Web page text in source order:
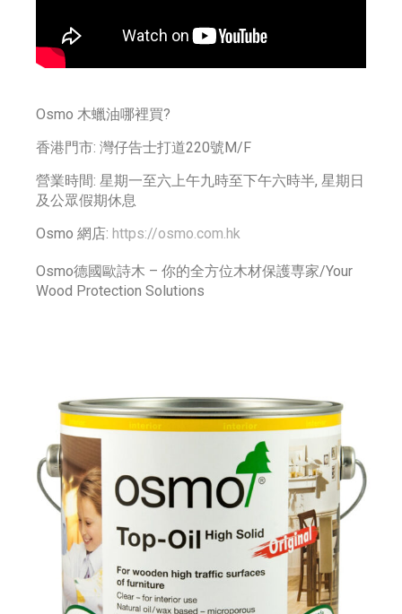
Osmo 木蠟油哪裡買?
香港門市: 灣仔告士打道220號M/F
營業時間: 星期一至六上午九時至下午六時半, 星期日
及公眾假期休息
Osmo 網店: https://osmo.com.hk
Osmo德國歐詩木 – 你的全方位木材保護専家/Your
Wood Protection Solutions